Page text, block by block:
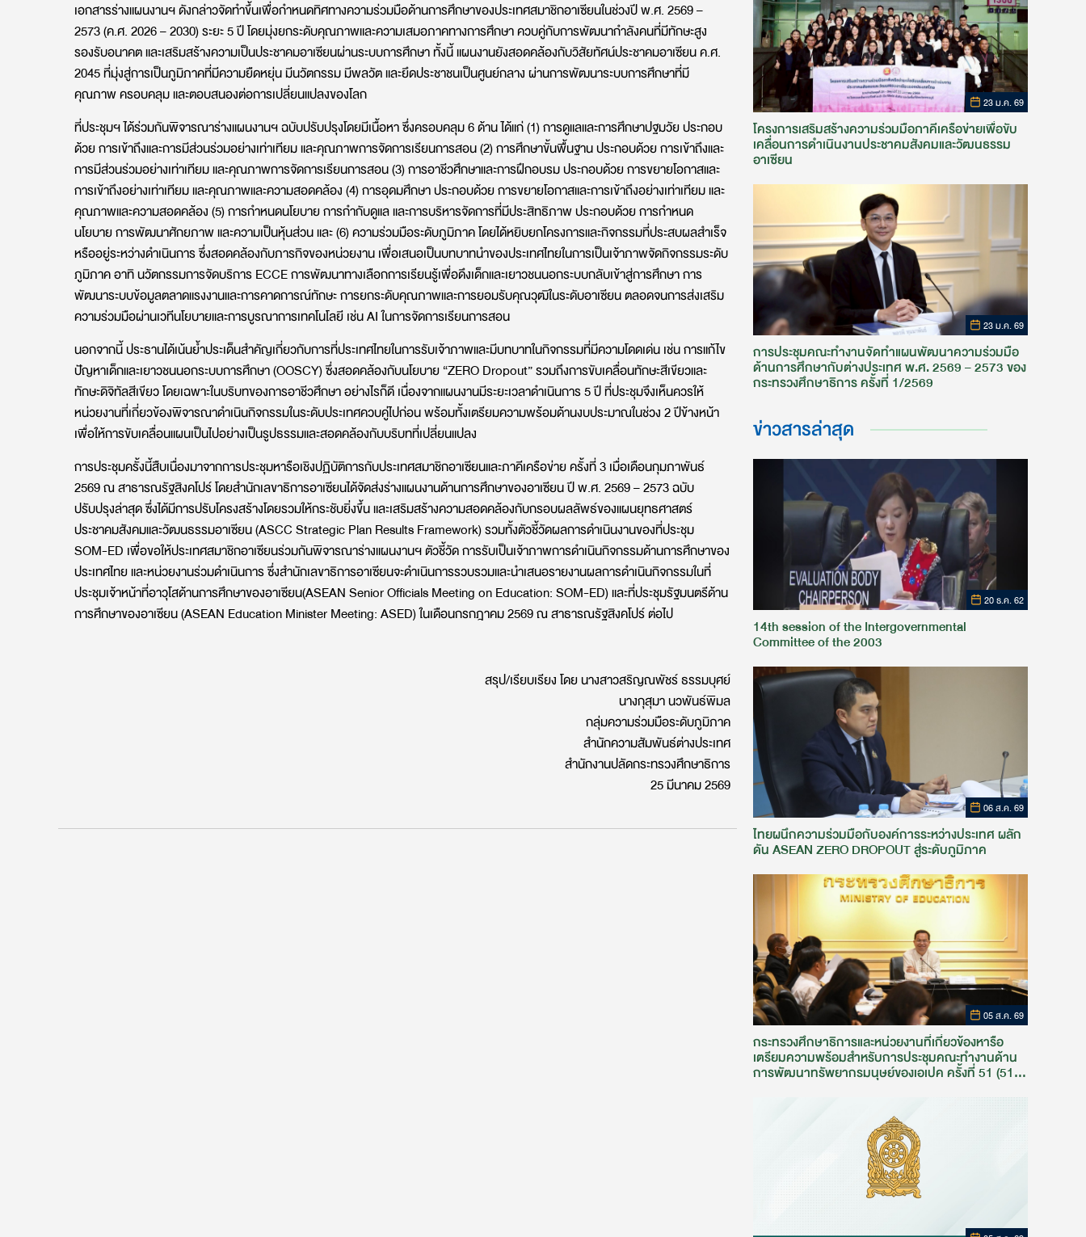
เอกสารร่างแผนงานฯ ดังกล่าวจัดทำขึ้นเพื่อกำหนดทิศทางความร่วมมือด้านการศึกษาของประเทศสมาชิกอาเซียนในช่วงปี พ.ศ. 2569 –
2573 (ค.ศ. 2026 – 2030) ระยะ 5 ปี โดยมุ่งยกระดับคุณภาพและความเสมอภาคทางการศึกษา ควบคู่กับการพัฒนากำลังคนที่มีทักษะสูง
รองรับอนาคต และเสริมสร้างความเป็นประชาคมอาเซียนผ่านระบบการศึกษา ทั้งนี้ แผนงานยังสอดคล้องกับวิสัยทัศน์ประชาคมอาเซียน ค.ศ.
2045 ที่มุ่งสู่การเป็นภูมิภาคที่มีความยืดหยุ่น มีนวัตกรรม มีพลวัต และยึดประชาชนเป็นศูนย์กลาง ผ่านการพัฒนาระบบการศึกษาที่มี
คุณภาพ ครอบคลุม และตอบสนองต่อการเปลี่ยนแปลงของโลก
ที่ประชุมฯ ได้ร่วมกันพิจารณาร่างแผนงานฯ ฉบับปรับปรุงโดยมีเนื้อหา ซึ่งครอบคลุม 6 ด้าน ได้แก่ (1) การดูแลและการศึกษาปฐมวัย ประกอบ
ด้วย การเข้าถึงและการมีส่วนร่วมอย่างเท่าเทียม และคุณภาพการจัดการเรียนการสอน (2) การศึกษาขั้นพื้นฐาน ประกอบด้วย การเข้าถึงและ
การมีส่วนร่วมอย่างเท่าเทียม และคุณภาพการจัดการเรียนการสอน (3) การอาชีวศึกษาและการฝึกอบรม ประกอบด้วย การขยายโอกาสและ
การเข้าถึงอย่างเท่าเทียม และคุณภาพและความสอดคล้อง (4) การอุดมศึกษา ประกอบด้วย การขยายโอกาสและการเข้าถึงอย่างเท่าเทียม และ
คุณภาพและความสอดคล้อง (5) การกำหนดนโยบาย การกำกับดูแล และการบริหารจัดการที่มีประสิทธิภาพ ประกอบด้วย การกำหนด
นโยบาย การพัฒนาศักยภาพ และความเป็นหุ้นส่วน และ (6) ความร่วมมือระดับภูมิภาค โดยได้หยิบยกโครงการและกิจกรรมที่ประสบผลสำเร็จ
หรืออยู่ระหว่างดำเนินการ ซึ่งสอดคล้องกับภารกิจของหน่วยงาน เพื่อเสนอเป็นบทบาทนำของประเทศไทยในการเป็นเจ้าภาพจัดกิจกรรมระดับ
ภูมิภาค อาทิ นวัตกรรมการจัดบริการ ECCE การพัฒนาทางเลือกการเรียนรู้เพื่อดึงเด็กและเยาวชนนอกระบบกลับเข้าสู่การศึกษา การ
พัฒนาระบบข้อมูลตลาดแรงงานและการคาดการณ์ทักษะ การยกระดับคุณภาพและการยอมรับคุณวุฒิในระดับอาเซียน ตลอดจนการส่งเสริม
ความร่วมมือผ่านเวทีนโยบายและการบูรณาการเทคโนโลยี เช่น AI ในการจัดการเรียนการสอน
นอกจากนี้ ประธานได้เน้นย้ำประเด็นสำคัญเกี่ยวกับการที่ประเทศไทยในการรับเจ้าภาพและมีบทบาทในกิจกรรมที่มีความโดดเด่น เช่น การแก้ไข
ปัญหาเด็กและเยาวชนนอกระบบการศึกษา (OOSCY) ซึ่งสอดคล้องกับนโยบาย “ZERO Dropout” รวมถึงการขับเคลื่อนทักษะสีเขียวและ
ทักษะดิจิทัลสีเขียว โดยเฉพาะในบริบทของการอาชีวศึกษา อย่างไรก็ดี เนื่องจากแผนงานมีระยะเวลาดำเนินการ 5 ปี ที่ประชุมจึงเห็นควรให้
หน่วยงานที่เกี่ยวข้องพิจารณาดำเนินกิจกรรมในระดับประเทศควบคู่ไปก่อน พร้อมทั้งเตรียมความพร้อมด้านงบประมาณในช่วง 2 ปีข้างหน้า
เพื่อให้การขับเคลื่อนแผนเป็นไปอย่างเป็นรูปธรรมและสอดคล้องกับบริบทที่เปลี่ยนแปลง
การประชุมครั้งนี้สืบเนื่องมาจากการประชุมหารือเชิงปฏิบัติการกับประเทศสมาชิกอาเซียนและภาคีเครือข่าย ครั้งที่ 3 เมื่อเดือนกุมภาพันธ์
2569 ณ สาธารณรัฐสิงคโปร์ โดยสำนักเลขาธิการอาเซียนได้จัดส่งร่างแผนงานด้านการศึกษาของอาเซียน ปี พ.ศ. 2569 – 2573 ฉบับ
ปรับปรุงล่าสุด ซึ่งได้มีการปรับโครงสร้างโดยรวมให้กระชับยิ่งขึ้น และเสริมสร้างความสอดคล้องกับกรอบผลลัพธ์ของแผนยุทธศาสตร์
ประชาคมสังคมและวัฒนธรรมอาเซียน (ASCC Strategic Plan Results Framework) รวมทั้งตัวชี้วัดผลการดำเนินงานของที่ประชุม
SOM-ED เพื่อขอให้ประเทศสมาชิกอาเซียนร่วมกันพิจารณาร่างแผนงานฯ ตัวชี้วัด การรับเป็นเจ้าภาพการดำเนินกิจกรรมด้านการศึกษาของ
ประเทศไทย และหน่วยงานร่วมดำเนินการ ซึ่งสำนักเลขาธิการอาเซียนจะดำเนินการรวบรวมและนำเสนอรายงานผลการดำเนินกิจกรรมในที่
ประชุมเจ้าหน้าที่อาวุโสด้านการศึกษาของอาเซียน(ASEAN Senior Officials Meeting on Education: SOM-ED) และที่ประชุมรัฐมนตรีด้าน
การศึกษาของอาเซียน (ASEAN Education Minister Meeting: ASED) ในเดือนกรกฎาคม 2569 ณ สาธารณรัฐสิงคโปร์ ต่อไป
สรุป/เรียบเรียง โดย นางสาวสริญณพัชร์ ธรรมบุศย์
นางกุสุมา นวพันธ์พิมล
กลุ่มความร่วมมือระดับภูมิภาค
สำนักความสัมพันธ์ต่างประเทศ
สำนักงานปลัดกระทรวงศึกษาธิการ
25 มีนาคม 2569
23 ม.ค. 69
โครงการเสริมสร้างความร่วมมือภาคีเครือข่ายเพื่อขับ
เคลื่อนการดำเนินงานประชาคมสังคมและวัฒนธรรม
อาเซียน
23 ม.ค. 69
การประชุมคณะทำงานจัดทำแผนพัฒนาความร่วมมือ
ด้านการศึกษากับต่างประเทศ พ.ศ. 2569 – 2573 ของ
กระทรวงศึกษาธิการ ครั้งที่ 1/2569
ข่าวสารล่าสุด
20 ธ.ค. 62
14th session of the Intergovernmental
Committee of the 2003
06 ส.ค. 69
ไทยผนึกความร่วมมือกับองค์การระหว่างประเทศ ผลัก
ดัน ASEAN ZERO DROPOUT สู่ระดับภูมิภาค
05 ส.ค. 69
กระทรวงศึกษาธิการและหน่วยงานที่เกี่ยวข้องหารือ
เตรียมความพร้อมสำหรับการประชุมคณะทำงานด้าน
การพัฒนาทรัพยากรมนุษย์ของเอเปค ครั้งที่ 51 (51st